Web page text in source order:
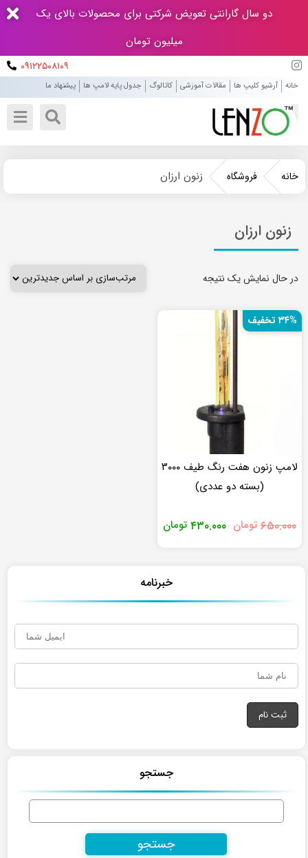
دو سال گارانتی تعویض شرکتی برای محصولات بالای یک
میلیون تومان
۰۹۱۲۲۵۰۸۱۰۹
خانه آرشیو کلیپ ها مقالات آموزشی کاتالوگ جدول پایه لامپ ها پیشنهاد ما
خانه فروشگاه زنون ارزان
زنون ارزان
در حال نمایش یک نتیجه
۳۴% تخفیف
لامپ زنون هفت رنگ طیف ۳۰۰۰
(بسته دو عددی)
تومان ۶۵۰.۰۰۰
قیمت
تومان ۴۳۰.۰۰۰
است.
خبرنامه
جستجو
جستجو